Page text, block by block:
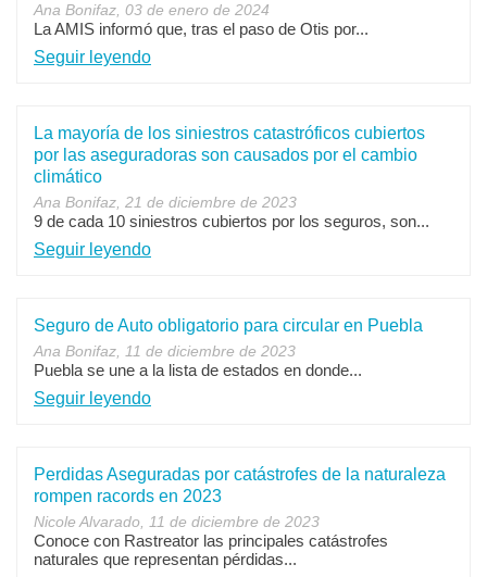
Ana Bonifaz, 03 de enero de 2024
La AMIS informó que, tras el paso de Otis por...
Seguir leyendo
La mayoría de los siniestros catastróficos cubiertos
por las aseguradoras son causados por el cambio
climático
Ana Bonifaz, 21 de diciembre de 2023
9 de cada 10 siniestros cubiertos por los seguros, son...
Seguir leyendo
Seguro de Auto obligatorio para circular en Puebla
Ana Bonifaz, 11 de diciembre de 2023
Puebla se une a la lista de estados en donde...
Seguir leyendo
Perdidas Aseguradas por catástrofes de la naturaleza
rompen racords en 2023
Nicole Alvarado, 11 de diciembre de 2023
Conoce con Rastreator las principales catástrofes
naturales que representan pérdidas...